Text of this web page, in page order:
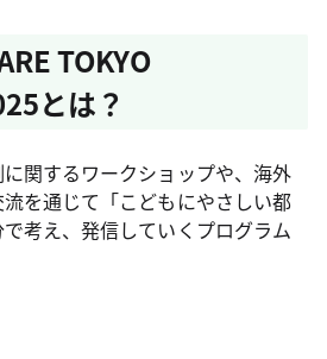
TOKYO
とは？
関するワークショップや、海外
を通じて「こどもにやさしい都
考え、発信していくプログラム